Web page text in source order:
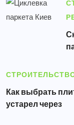
Как выбрать
устарел через